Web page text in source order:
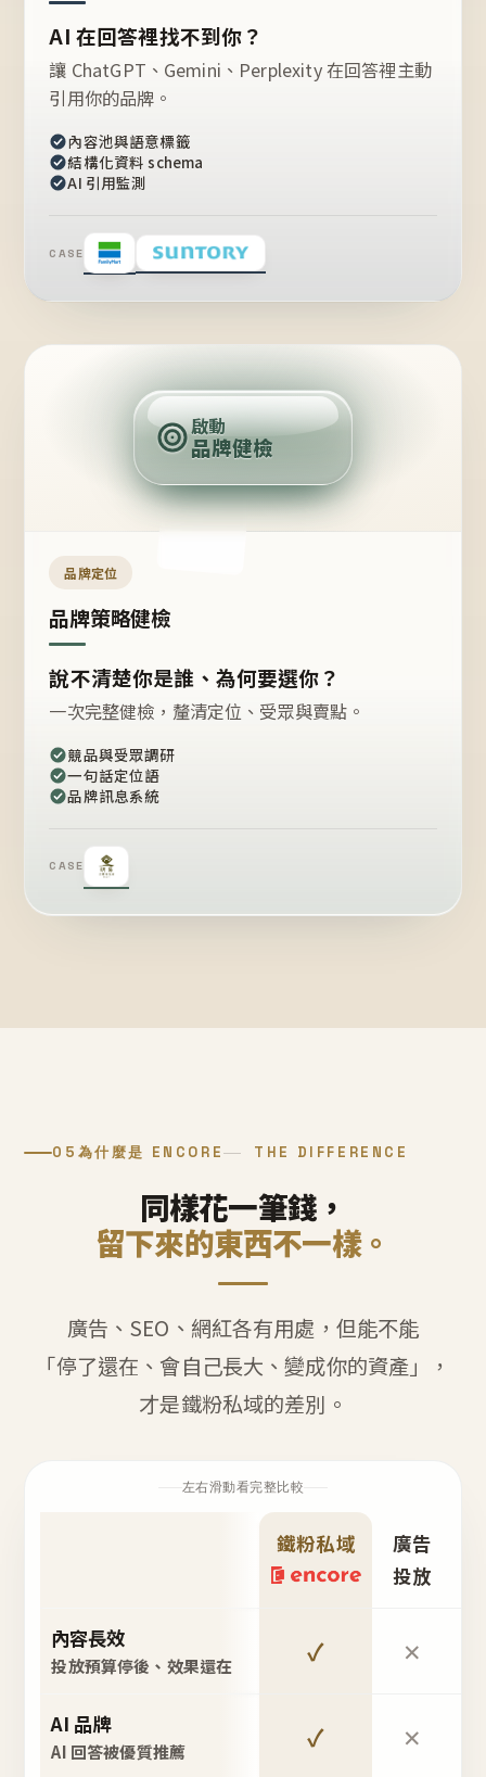
AI 在回答裡找不到你？
讓 ChatGPT、Gemini、Perplexity 在回答裡主動
引用你的品牌。
內容池與語意標籤
結構化資料 schema
AI 引用監測
CASE
定
位
點
啟動
品牌健檢
品牌定位
品牌策略健檢
說不清楚你是誰、為何要選你？
一次完整健檢，釐清定位、受眾與賣點。
競品與受眾調研
一句話定位語
品牌訊息系統
CASE
05 為什麼是 ENCORE THE DIFFERENCE
同樣花一筆錢，
留下來的東西不一樣。
廣告、SEO、網紅各有用處，但能不能
「停了還在、會自己長大、變成你的資產」，
才是鐵粉私域的差別。
左右滑動看完整比較
鐵粉私域
廣告
投放
內容長效
投放預算停後、效果還在 ✓ ✕
AI 品牌
AI 回答被優質推薦 ✓ ✕